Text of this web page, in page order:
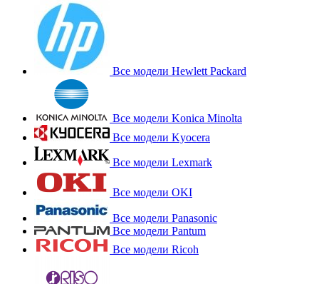
Все модели Hewlett Packard
Все модели Konica Minolta
Все модели Kyocera
Все модели Lexmark
Все модели OKI
Все модели Panasonic
Все модели Pantum
Все модели Ricoh